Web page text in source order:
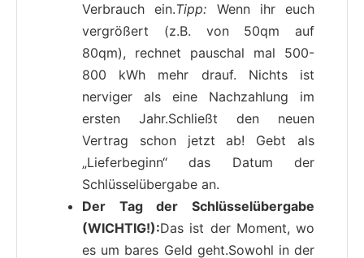
Verbrauch ein.Tipp: Wenn ihr euch
vergrößert (z.B. von 50qm auf
80qm), rechnet pauschal mal 500-
800 kWh mehr drauf. Nichts ist
nerviger als eine Nachzahlung im
ersten Jahr.Schließt den neuen
Vertrag schon jetzt ab! Gebt als
„Lieferbeginn“ das Datum der
Schlüsselübergabe an.
Der Tag der Schlüsselübergabe
(WICHTIG!):Das ist der Moment, wo
es um bares Geld geht.Sowohl in der